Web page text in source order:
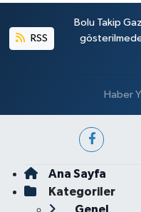
RSS
Bolu Takip
Haber
Ana Sayfa
Kategoriler
Genel